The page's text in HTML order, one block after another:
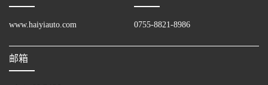
www.haiyiauto.com 0755-8821-8986
邮箱